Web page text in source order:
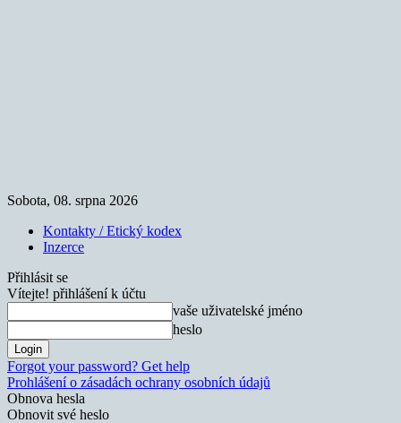
Sobota, 08. srpna 2026
Kontakty / Etický kodex
Inzerce
Přihlásit se
Vítejte! přihlášení k účtu
vaše uživatelské jméno
heslo
Forgot your password? Get help
Prohlášení o zásadách ochrany osobních údajů
Obnova hesla
Obnovit své heslo